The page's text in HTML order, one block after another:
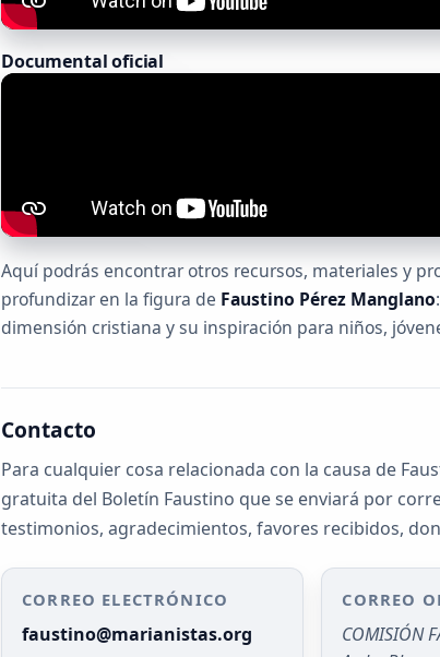
Documental oficial
Aquí podrás encontrar otros recursos, materiales y
profundizar en la figura de Faustino Pérez Manglano
dimensión cristiana y su inspiración para niños,
Contacto
Para cualquier cosa relacionada con la causa de
gratuita del Boletín Faustino que se enviará por
testimonios, agradecimientos, favores recibidos,
CORREO ELECTRÓNICO
faustino@marianistas.org
CORREO
COMISIÓN